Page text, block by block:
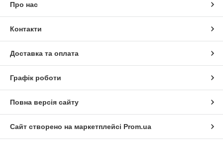
Про нас
Контакти
Доставка та оплата
Графік роботи
Повна версія сайту
Сайт створено на маркетплейсі Prom.ua